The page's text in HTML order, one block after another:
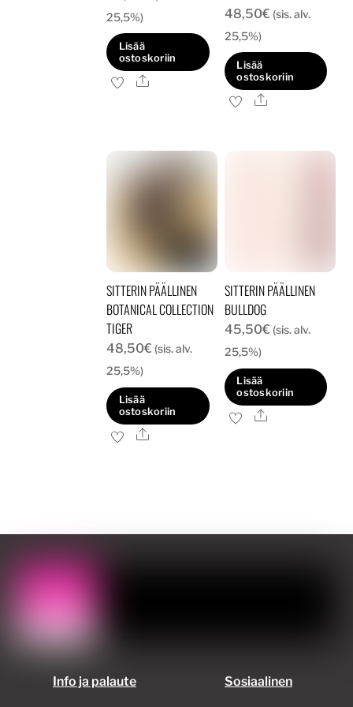
25,5%)
Lisää
ostoskoriin
Ale
48,50€ (sis. alv.
25,5%)
Lisää
ostoskoriin
Ale
SITTERIN PÄÄLLINEN
BOTANICAL COLLECTION
TIGER
48,50€ (sis. alv.
25,5%)
Lisää
ostoskoriin
Ale
SITTERIN PÄÄLLINEN
BULLDOG
45,50€ (sis. alv.
25,5%)
Lisää
ostoskoriin
Ale
Info ja palaute Sosiaalinen